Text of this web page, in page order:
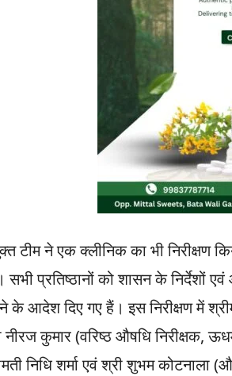
टीम ने एक क्लीनिक का भी निरीक्षण
सभी प्रतिष्ठानों को शासन के निर्देशों
के आदेश दिए गए हैं। इस निरीक्षण में
नीरज कुमार (वरिष्ठ औषधि निरीक्षक,
निधि शर्मा एवं श्री शुभम कोटनाला